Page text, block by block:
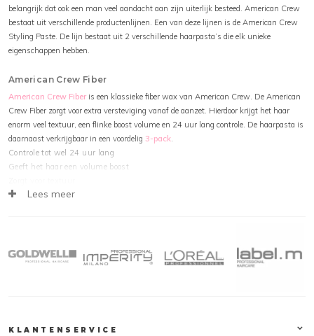
belangrijk dat ook een man veel aandacht aan zijn uiterlijk besteed. American Crew
bestaat uit verschillende productenlijnen. Een van deze lijnen is de American Crew
Styling Paste. De lijn bestaat uit 2 verschillende haarpasta’s die elk unieke
eigenschappen hebben.
American Crew Fiber
American Crew Fiber is een klassieke fiber wax van American Crew. De American
Crew Fiber zorgt voor extra versteviging vanaf de aanzet. Hierdoor krijgt het haar
enorm veel textuur, een flinke boost volume en 24 uur lang controle. De haarpasta is
daarnaast verkrijgbaar in een voordelig 3-pack.
Controle tot wel 24 uur lang
Geeft het haar een volume boost
Stevige hold
American Crew Defining Pasteis een geweldige paste die zorgt voor meer
stevigheid en extra textuur. Het haar blijft langer goed in model zonder hard te
Geeft stevigheid
Lees meer
KLANTENSERVICE